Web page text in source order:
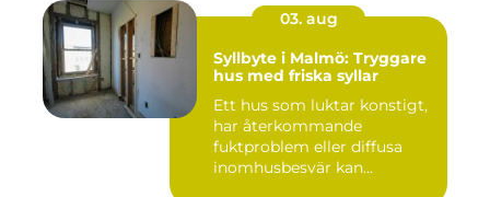
03. aug
Syllbyte i Malmö: Tryggare
hus med friska syllar
Ett hus som luktar konstigt,
har återkommande
fuktproblem eller diffusa
inomhusbesvär kan...